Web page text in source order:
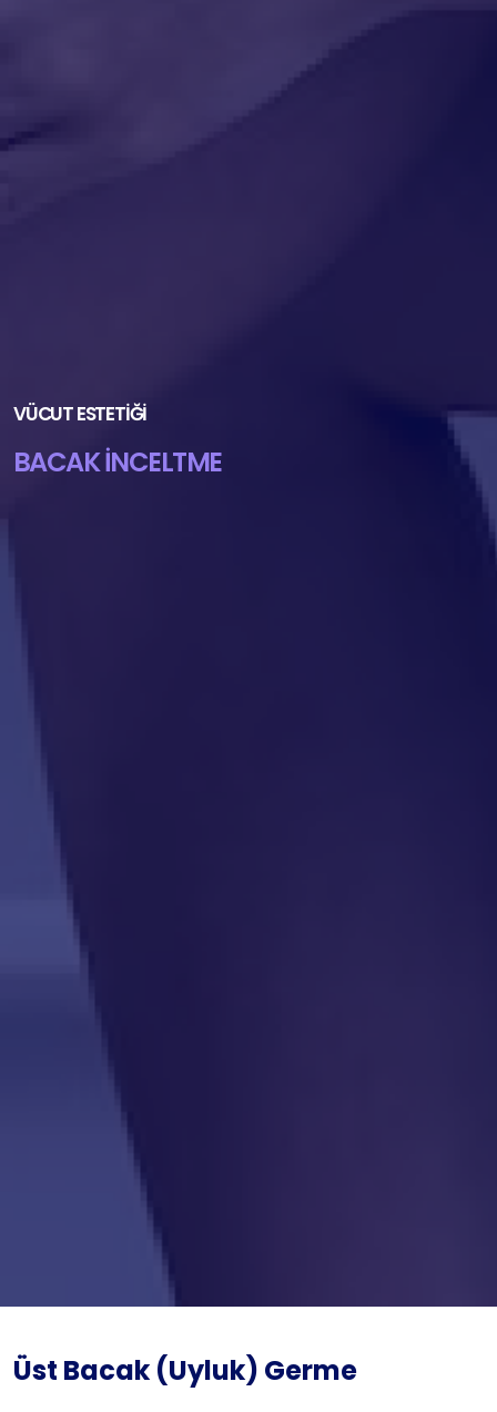
VÜCUT ESTETIĞI
BACAK İNCELTME
Üst Bacak (Uyluk) Germe